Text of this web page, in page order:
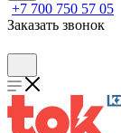
+7 700 750 57 05
Заказать звонок